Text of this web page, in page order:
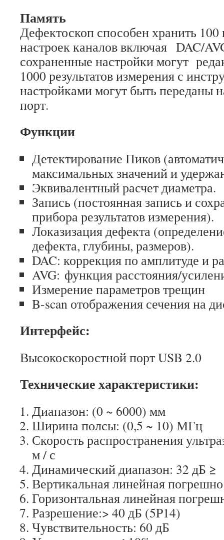
Память
Дефектоскоп способен хранить
настроек каналов включая DAC/
сохраненные настройки могут
1000 результатов измерения с
настройками могут быть переданы
порт.
Функции
Детектирование Пиков
максимальных значений и
Эквивалентный расчет диаметра.
Запись (постоянная запись и
прибора результатов измерения).
Локазизация дефекта
дефекта, глубины, размеров).
DAC: коррекция по амплитуде и
AVG: функция расстояния/
Измерение параметров трещин
B-scan отображения сечения на
Интерфейс:
Высокоскоростной порт USB 2.0
Технические характеристики:
Диапазон: (0 ~ 6000) мм
Ширина полсы: (0,5 ~ 10) МГц
Скорость распространения
м / с
Динамический диапазон: 32 дБ ≥
Вертикальная линейная
Горизонтальная линейная
Разрешение:> 40 дБ (5P14)
Чувствительность: 60 дБ